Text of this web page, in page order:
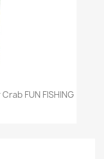
FUN FISHING